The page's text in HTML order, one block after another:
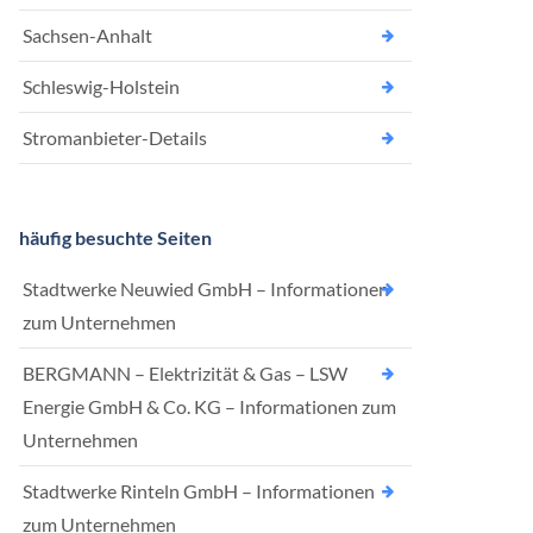
Sachsen-Anhalt
Schleswig-Holstein
Stromanbieter-Details
häufig besuchte Seiten
Stadtwerke Neuwied GmbH – Informationen
zum Unternehmen
BERGMANN – Elektrizität & Gas – LSW
Energie GmbH & Co. KG – Informationen zum
Unternehmen
Stadtwerke Rinteln GmbH – Informationen
zum Unternehmen